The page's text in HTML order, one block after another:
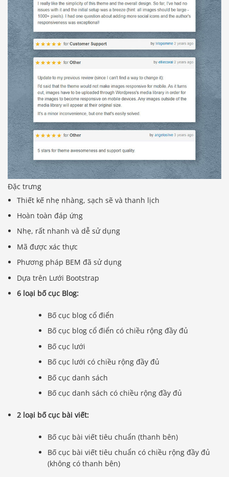
Đặc trưng
Thiết kế nhẹ nhàng, sạch sẽ và thanh lịch
Hoàn toàn đáp ứng
Nhẹ, rất nhanh và dễ sử dụng
Mã được xác thực
Phương pháp BEM đã sử dụng
Dựa trên Lưới Bootstrap
6 loại bố cục Blog:
Bố cục blog cổ điển
Bố cục blog cổ điển có chiều rộng đầy đủ
Bố cục lưới
Bố cục lưới có chiều rộng đầy đủ
Bố cục danh sách
Bố cục danh sách có chiều rộng đầy đủ
2 loại bố cục bài viết:
Bố cục bài viết tiêu chuẩn (thanh bên)
Bố cục bài viết tiêu chuẩn có chiều rộng đầy đủ
(không có thanh bên)